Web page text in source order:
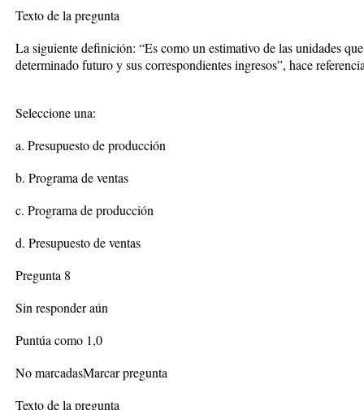
Texto de la pregunta
La siguiente definición: “Es como un estimativo de las unidades
determinado futuro y sus correspondientes ingresos”, hace
Seleccione una:
a. Presupuesto de producción
b. Programa de ventas
c. Programa de producción
d. Presupuesto de ventas
Pregunta 8
Sin responder aún
Puntúa como 1,0
No marcadasMarcar pregunta
Texto de la pregunta